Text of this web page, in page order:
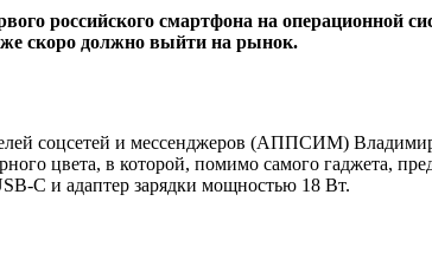
российского смартфона на операционной
скоро должно выйти на рынок.
соцсетей и мессенджеров (АППСИМ)
цвета, в которой, помимо самого гаджета,
C и адаптер зарядки мощностью 18 Вт.